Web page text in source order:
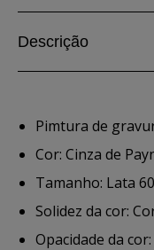
Descrição
Pimtura de
Cor: Cinza de
Tamanho: Lata
Solidez da cor:
Opacidade da